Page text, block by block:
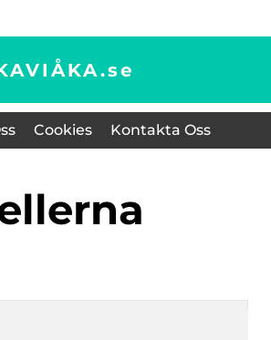
se
Cookies Kontakta Oss